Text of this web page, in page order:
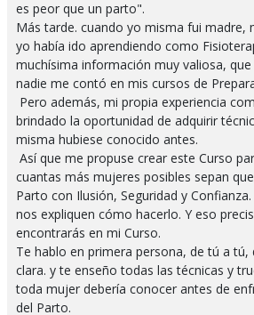
es peor que un parto".
Más tarde. cuando yo misma fui madre,
yo había ido aprendiendo como
muchísima información muy valiosa,
nadie me contó en mis cursos de
Pero además, mi propia experiencia
brindado la oportunidad de adquirir
misma hubiese conocido antes.
Así que me propuse crear este Curso
cuantas más mujeres posibles sepan
Parto con Ilusión, Seguridad y
nos expliquen cómo hacerlo. Y eso
encontrarás en mi Curso.
Te hablo en primera persona, de tú a
clara. y te enseño todas las técnicas y
toda mujer debería conocer antes de
del Parto.